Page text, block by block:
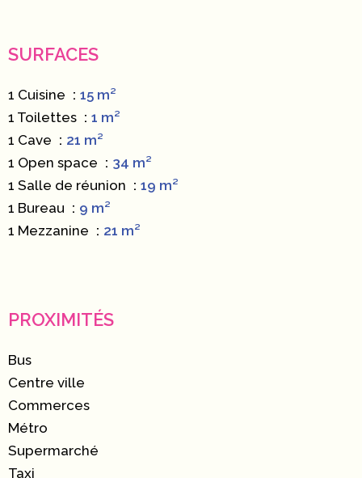
SURFACES
1 Cuisine
15 m²
1 Toilettes
1 m²
1 Cave
21 m²
1 Open space
34 m²
1 Salle de réunion
19 m²
1 Bureau
9 m²
1 Mezzanine
21 m²
PROXIMITÉS
Bus
Centre ville
Commerces
Métro
Supermarché
Taxi